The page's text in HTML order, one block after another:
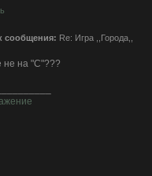
сообщения: Re: Игра ,,Города,,
не на "С"???